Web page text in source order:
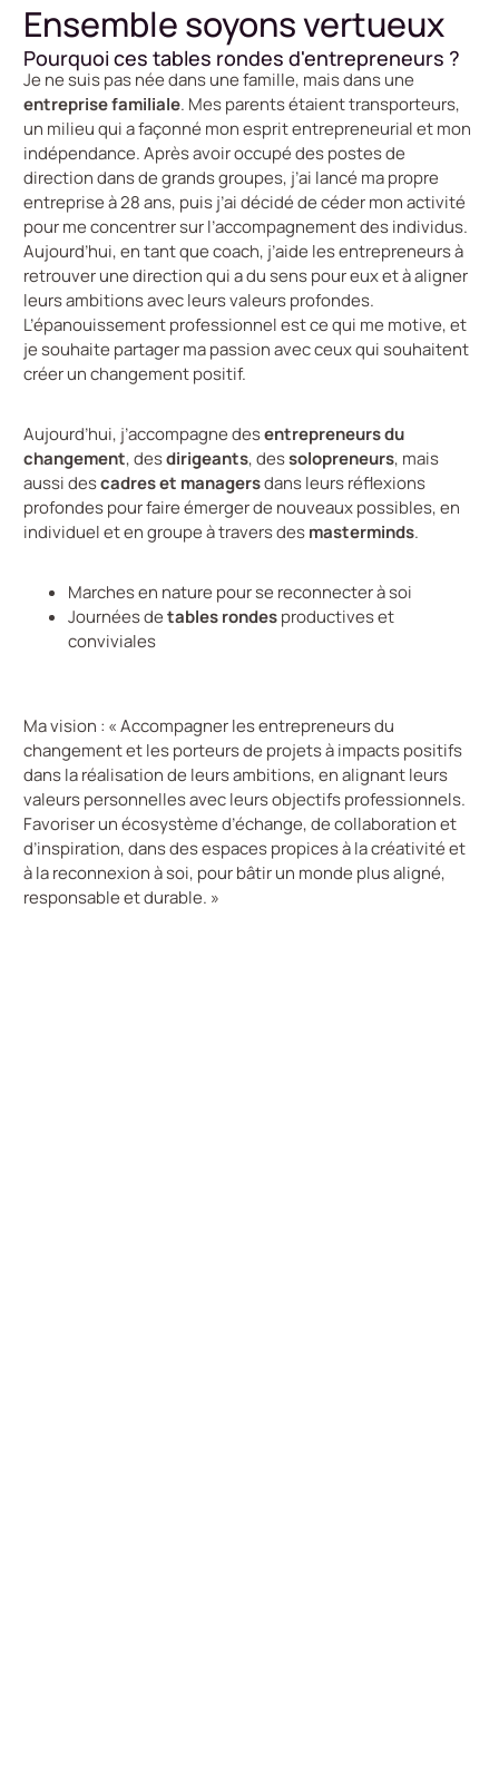
Ensemble soyons vertueux
Pourquoi ces tables rondes d'entrepreneurs ?
Je ne suis pas née dans une famille, mais dans une
entreprise familiale. Mes parents étaient transporteurs,
un milieu qui a façonné mon esprit entrepreneurial et mon
indépendance. Après avoir occupé des postes de
direction dans de grands groupes, j’ai lancé ma propre
entreprise à 28 ans, puis j’ai décidé de céder mon activité
pour me concentrer sur l’accompagnement des individus.
Aujourd’hui, en tant que coach, j’aide les entrepreneurs à
retrouver une direction qui a du sens pour eux et à aligner
leurs ambitions avec leurs valeurs profondes.
L’épanouissement professionnel est ce qui me motive, et
je souhaite partager ma passion avec ceux qui souhaitent
créer un changement positif.
Aujourd’hui, j’accompagne desentrepreneurs du
changement, desdirigeants, dessolopreneurs, mais
aussi descadres et managersdans leurs réflexions
profondes pour faire émerger de nouveaux possibles, en
individuel et en groupe à travers desmasterminds.
Marches en nature pour se reconnecter à soi
Journées detables rondesproductives et
conviviales
Ma vision : « Accompagner les entrepreneurs du
changement et les porteurs de projets à impacts positifs
dans la réalisation de leurs ambitions, en alignant leurs
valeurs personnelles avec leurs objectifs professionnels.
Favoriser un écosystème d’échange, de collaboration et
d’inspiration, dans des espaces propices à la créativité et
à la reconnexion à soi, pour bâtir un monde plus aligné,
responsable et durable. »